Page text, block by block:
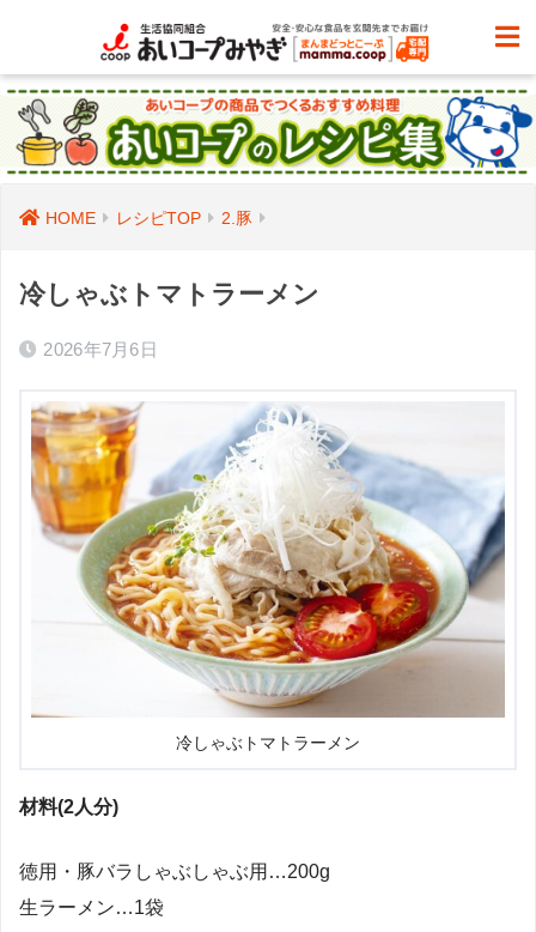
HOME レシピTOP 2.豚
冷しゃぶトマトラーメン
2026年7月6日
冷しゃぶトマトラーメン
材料(2人分)
徳用・豚バラしゃぶしゃぶ用…200g
生ラーメン…1袋